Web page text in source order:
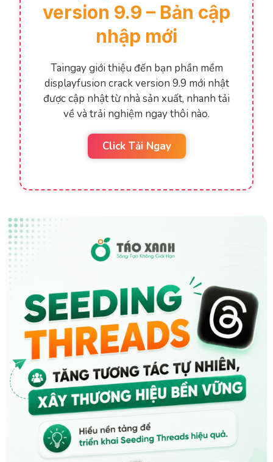
version 9.9 – Bản cập
nhập mới
Taingay giới thiệu đến bạn phần mềm
displayfusion crack version 9.9 mới nhật
được cập nhật từ nhà sản xuất, nhanh tải
về và trải nghiệm ngay thôi nào.
Click Tải Ngay